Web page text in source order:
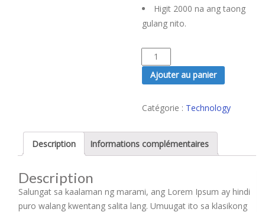
Higit 2000 na ang taong
gulang nito.
quantité
de
Various
Ajouter au panier
Catégorie : Technology
Description Informations complémentaires
Description
Salungat sa kaalaman ng marami, ang Lorem Ipsum ay hindi
puro walang kwentang salita lang. Umuugat ito sa klasikong